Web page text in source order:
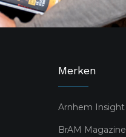
Merken
Arnhem Insight
BrAM Magazine